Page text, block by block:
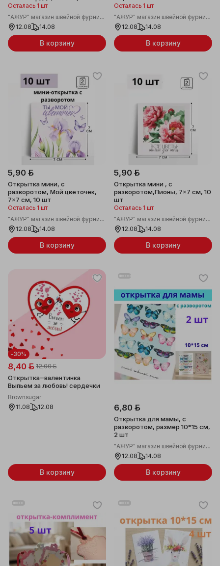
Осталась 1 шт
"АЖУР" магазин швейной фурнитуры
12.08
14.08
В корзину
Осталась 1 шт
"АЖУР" магазин швейной фурнитуры
12.08
14.08
В корзину
5,90 ƃ
Открытка мини, с
разворотом, Мой цветочек,
7×7 см, 10 шт
Осталась 1 шт
"АЖУР" магазин швейной фурнитуры
12.08
14.08
В корзину
5,90 ƃ
Открытка мини , с
разворотом,Пионы, 7×7 см, 10
шт
Осталась 1 шт
"АЖУР" магазин швейной фурнитуры
12.08
14.08
В корзину
-30%
8,40 ƃ 12,00 ƃ
Открытка‒валентинка
Выпьем за любовь! сердечки
Brownsugar
11.08
12.08
В корзину
6,80 ƃ
Открытка для мамы, с
разворотом, размер 10*15 см,
2 шт
"АЖУР" магазин швейной фурнитуры
12.08
14.08
В корзину